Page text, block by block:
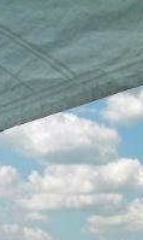
van Paulus in
sprak een
hield er vele
drie maanden
beraamd en
Sopater uit
Trófimus uit